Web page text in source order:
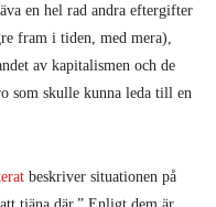
en hel rad andra eftergifter
fram i tiden, med mera),
av kapitalismen och de
som skulle kunna leda till en
beskriver situationen på